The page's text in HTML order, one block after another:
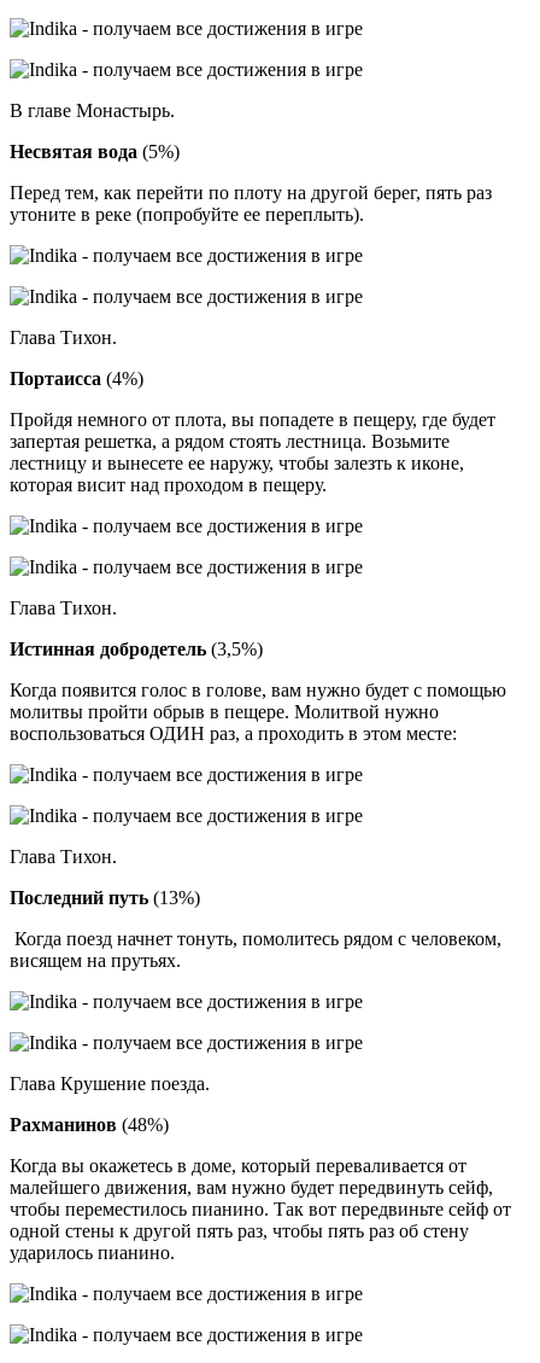
В главе Монастырь.
Несвятая вода (5%)
Перед тем, как перейти по плоту на другой берег, пять раз
утоните в реке (попробуйте ее переплыть).
Глава Тихон.
Портаисса (4%)
Пройдя немного от плота, вы попадете в пещеру, где будет
запертая решетка, а рядом стоять лестница. Возьмите
лестницу и вынесете ее наружу, чтобы залезть к иконе,
которая висит над проходом в пещеру.
Глава Тихон.
Истинная добродетель (3,5%)
Когда появится голос в голове, вам нужно будет с помощью
молитвы пройти обрыв в пещере. Молитвой нужно
воспользоваться ОДИН раз, а проходить в этом месте:
Глава Тихон.
Последний путь (13%)
Когда поезд начнет тонуть, помолитесь рядом с человеком,
висящем на прутьях.
Глава Крушение поезда.
Рахманинов (48%)
Когда вы окажетесь в доме, который переваливается от
малейшего движения, вам нужно будет передвинуть сейф,
чтобы переместилось пианино. Так вот передвиньте сейф от
одной стены к другой пять раз, чтобы пять раз об стену
ударилось пианино.